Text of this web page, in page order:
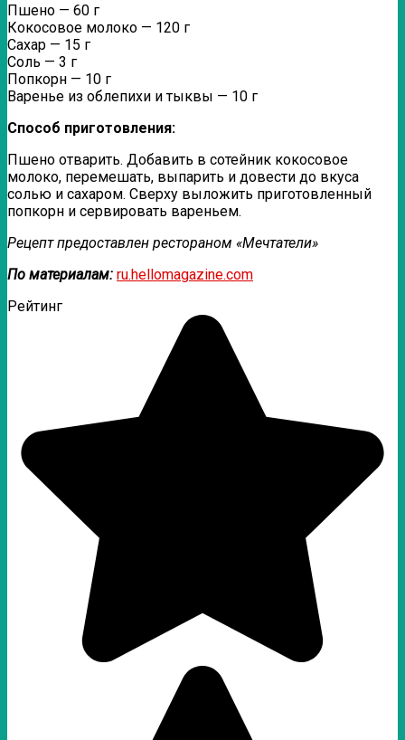
Пшено — 60 г
Кокосовое молоко — 120 г
Сахар — 15 г
Соль — 3 г
Попкорн — 10 г
Варенье из облепихи и тыквы — 10 г
Способ приготовления:
Пшено отварить. Добавить в сотейник кокосовое
молоко, перемешать, выпарить и довести до вкуса
солью и сахаром. Сверху выложить приготовленный
попкорн и сервировать вареньем.
Рецепт предоставлен рестораном «Мечтатели»
По материалам: ru.hellomagazine.com
Рейтинг